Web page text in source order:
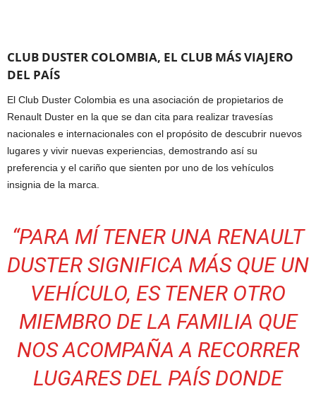
CLUB DUSTER COLOMBIA, EL CLUB MÁS VIAJERO
DEL PAÍS
El Club Duster Colombia es una asociación de propietarios de
Renault Duster en la que se dan cita para realizar travesías
nacionales e internacionales con el propósito de descubrir nuevos
lugares y vivir nuevas experiencias, demostrando así su
preferencia y el cariño que sienten por uno de los vehículos
insignia de la marca.
“PARA MÍ TENER UNA RENAULT
DUSTER SIGNIFICA MÁS QUE UN
VEHÍCULO, ES TENER OTRO
MIEMBRO DE LA FAMILIA QUE
NOS ACOMPAÑA A RECORRER
LUGARES DEL PAÍS DONDE